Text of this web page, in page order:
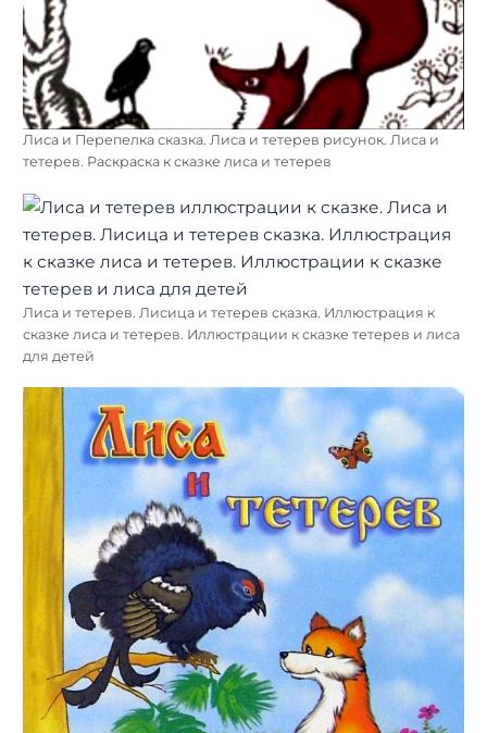
Лиса и Перепелка сказка. Лиса и тетерев рисунок. Лиса и
тетерев. Раскраска к сказке лиса и тетерев
Лиса и тетерев. Лисица и тетерев сказка. Иллюстрация к
сказке лиса и тетерев. Иллюстрации к сказке тетерев и лиса
для детей